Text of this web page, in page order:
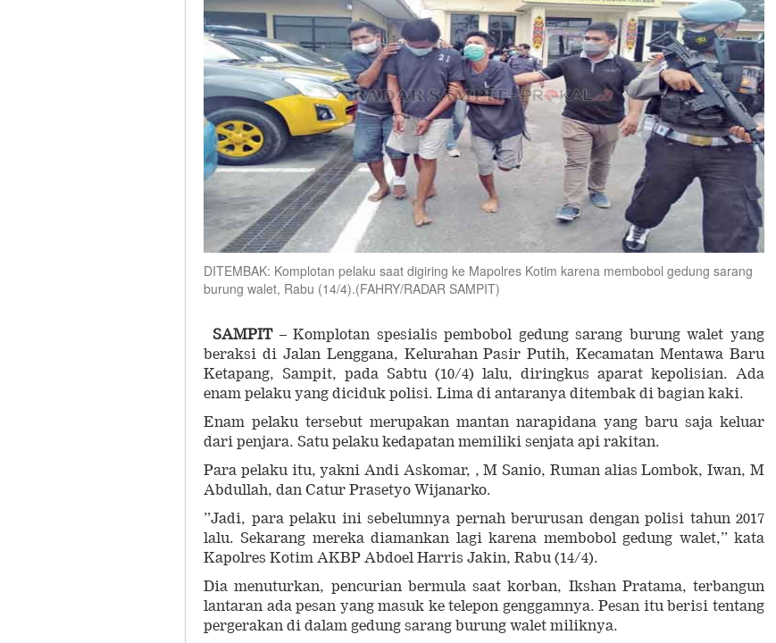
DITEMBAK: Komplotan pelaku saat digiring ke Mapolres Kotim karena membobol gedung sarang
burung walet, Rabu (14/4).(FAHRY/RADAR SAMPIT)
SAMPIT– Komplotan spesialis pembobol gedung sarang burung walet yang
beraksi di Jalan Lenggana, Kelurahan Pasir Putih, Kecamatan Mentawa Baru
Ketapang, Sampit, pada Sabtu (10/4) lalu, diringkus aparat kepolisian. Ada
enam pelaku yang diciduk polisi. Lima di antaranya ditembak di bagian kaki.
Enam pelaku tersebut merupakan mantan narapidana yang baru saja keluar
dari penjara. Satu pelaku kedapatan memiliki senjata api rakitan.
Para pelaku itu, yakni Andi Askomar, , M Sanio, Ruman alias Lombok, Iwan, M
Abdullah, dan Catur Prasetyo Wijanarko.
”Jadi, para pelaku ini sebelumnya pernah berurusan dengan polisi tahun 2017
lalu. Sekarang mereka diamankan lagi karena membobol gedung walet,” kata
Kapolres Kotim AKBP Abdoel Harris Jakin, Rabu (14/4).
Dia menuturkan, pencurian bermula saat korban, Ikshan Pratama, terbangun
lantaran ada pesan yang masuk ke telepon genggamnya. Pesan itu berisi tentang
pergerakan di dalam gedung sarang burung walet miliknya.